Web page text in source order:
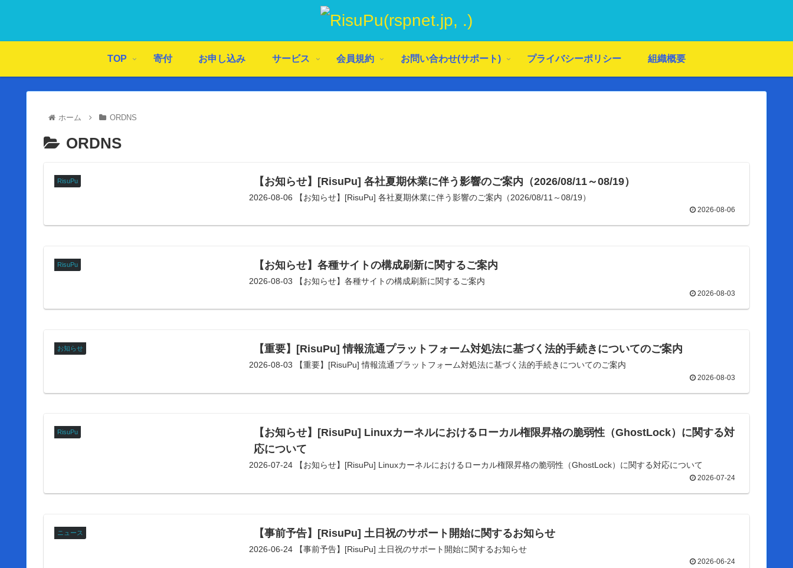
TOP 寄付 お申し込み サービス 会員規約 お問い合わせ(サポート) プライバシーポリシー 組織概要
ホーム ORDNS
ORDNS
RisuPu 【お知らせ】[RisuPu] 各社夏期休業に伴う影響のご案内（2026/08/11～08/19）
2026-08-06 【お知らせ】[RisuPu] 各社夏期休業に伴う影響のご案内（2026/08/11～08/19）
2026-08-06
RisuPu 【お知らせ】各種サイトの構成刷新に関するご案内
2026-08-03 【お知らせ】各種サイトの構成刷新に関するご案内
2026-08-03
お知らせ 【重要】[RisuPu] 情報流通プラットフォーム対処法に基づく法的手続きについてのご案内
2026-08-03 【重要】[RisuPu] 情報流通プラットフォーム対処法に基づく法的手続きについてのご案内
2026-08-03
RisuPu
【お知らせ】[RisuPu] Linuxカーネルにおけるローカル権限昇格の脆弱性（GhostLock）に関する対
応について
2026-07-24 【お知らせ】[RisuPu] Linuxカーネルにおけるローカル権限昇格の脆弱性（GhostLock）に関する対応について
2026-07-24
ニュース 【事前予告】[RisuPu] 土日祝のサポート開始に関するお知らせ
2026-06-24 【事前予告】[RisuPu] 土日祝のサポート開始に関するお知らせ
2026-06-24